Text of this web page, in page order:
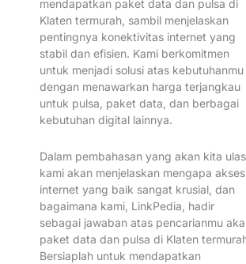
mendapatkan paket data dan pulsa di
Klaten termurah, sambil menjelaskan
pentingnya konektivitas internet yang
stabil dan efisien. Kami berkomitmen
untuk menjadi solusi atas kebutuhanmu
dengan menawarkan harga terjangkau
untuk pulsa, paket data, dan berbagai
kebutuhan digital lainnya.
Dalam pembahasan yang akan kita ulas,
kami akan menjelaskan mengapa akses
internet yang baik sangat krusial, dan
bagaimana kami, LinkPedia, hadir
sebagai jawaban atas pencarianmu
paket data dan pulsa di Klaten
Bersiaplah untuk mendapatkan